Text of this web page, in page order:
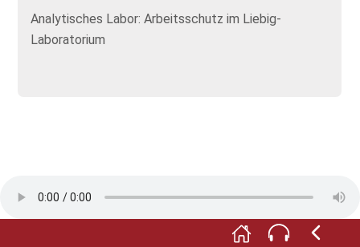
Analytisches Labor: Arbeitsschutz im Liebig-
Laboratorium